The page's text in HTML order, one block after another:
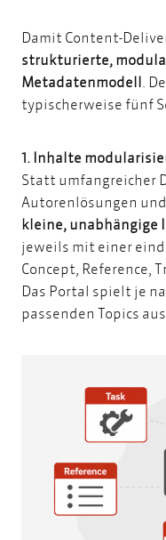
Damit Content-
strukturierte,
Metadatenmodell .
typischerweise fünf
1. Inhalte
Statt umfangreicher
Autorenlösungen
kleine, unabhängige
jeweils mit einer
Concept, Reference,
Das Portal spielt je
passenden Topics aus.